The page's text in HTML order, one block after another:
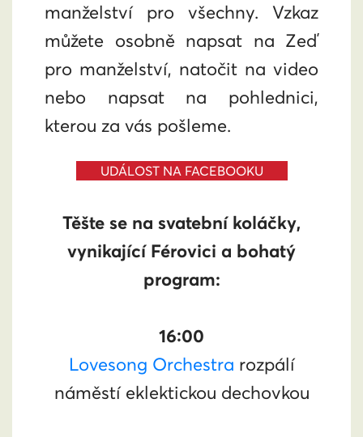
manželství pro všechny. Vzkaz
můžete osobně napsat na Zeď
pro manželství, natočit na video
nebo napsat na pohlednici,
kterou za vás pošleme.
UDÁLOST NA FACEBOOKU
Těšte se na svatební koláčky,
vynikající Férovici a bohatý
program:
16:00
Lovesong Orchestra rozpálí
náměstí eklektickou dechovkou